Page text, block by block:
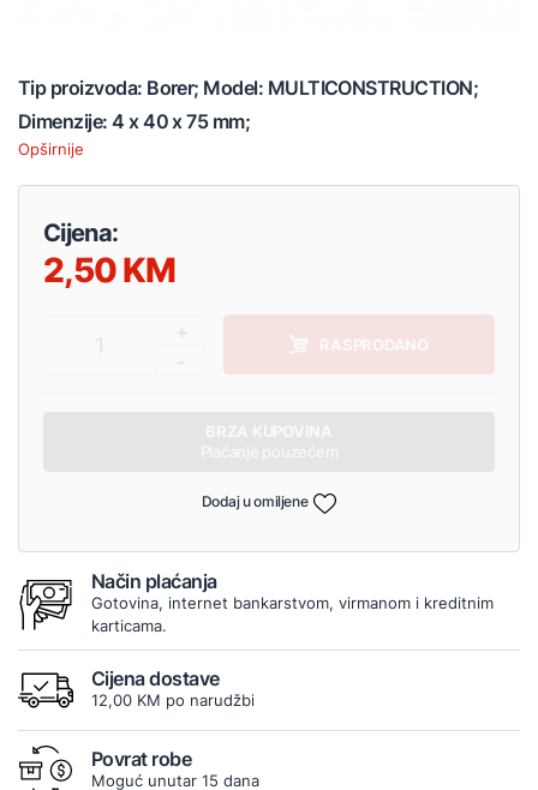
Tip proizvoda: Borer; Model: MULTICONSTRUCTION;
Dimenzije: 4 x 40 x 75 mm;
Opširnije
Cijena:
2,50
RASPRODANO
Dodaj u omiljene
Način plaćanja
Gotovina, internet bankarstvom, virmanom i kreditnim
karticama.
Cijena dostave
12,00 KM po narudžbi
Povrat robe
Moguć unutar 15 dana